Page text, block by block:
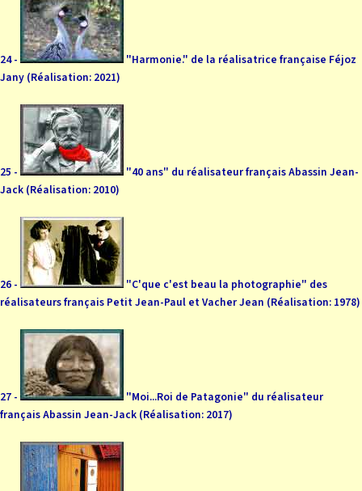
24 -
"Harmonie." de la réalisatrice française Féjoz
Jany (Réalisation: 2021)
25 -
"40 ans" du réalisateur français Abassin Jean-
Jack (Réalisation: 2010)
26 -
"C'que c'est beau la photographie" des
réalisateurs français Petit Jean-Paul et Vacher Jean (Réalisation: 1978)
27 -
"Moi...Roi de Patagonie" du réalisateur
français Abassin Jean-Jack (Réalisation: 2017)